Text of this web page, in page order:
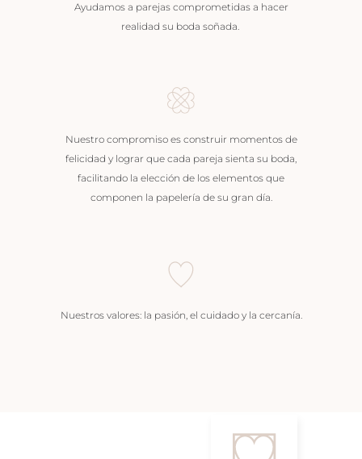
Ayudamos a parejas comprometidas a hacer
realidad su boda soñada.
Nuestro compromiso es construir momentos de
felicidad y lograr que cada pareja sienta su boda,
facilitando la elección de los elementos que
componen la papelería de su gran día.
Nuestros valores: la pasión, el cuidado y la cercanía.